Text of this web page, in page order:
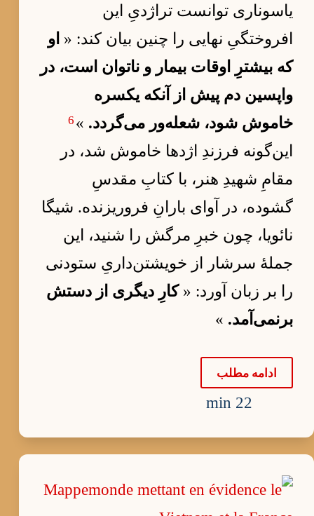
یاسوناری توانست تراژدیِ این
افروختگیِ نهایی را چنین بیان کند: « او
که بیشترِ اوقات بیمار و ناتوان است، در
واپسین دم پیش از آنکه یکسره
خاموش شود، شعله‌ور می‌گردد. »
6
این‌گونه فرزندِ اژدها خاموش شد، در
مقامِ شهیدِ هنر، با کتابِ مقدسِ
گشوده، در آوای بارانِ فروریزنده. شیگا
نائویا، چون خبرِ مرگش را شنید، این
جملهٔ سرشار از خویشتن‌داریِ ستودنی
را بر زبان آورد: «کارِ دیگری از دستش
برنمی‌آمد. »
ادامه مطلب
22 min